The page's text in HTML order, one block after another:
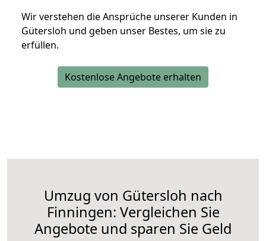
Wir verstehen die Ansprüche unserer Kunden in
Gütersloh und geben unser Bestes, um sie zu
erfüllen.
Kostenlose Angebote erhalten
Umzug von Gütersloh nach
Finningen: Vergleichen Sie
Angebote und sparen Sie Geld